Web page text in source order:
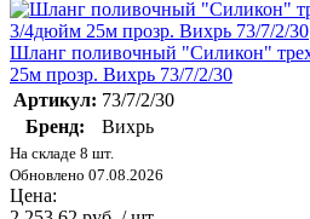
Шланг поливочный "Силикон"
25м прозр. Вихрь 73/7/2/30
Артикул: 73/7/2/30
Бренд:
Вихрь
На складе 8 шт.
Обновлено 07.08.2026
Цена: